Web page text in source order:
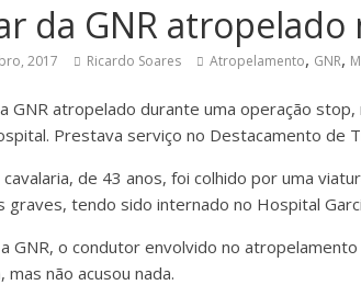
da GNR
2017 Ricardo Soares Atropelamento, GNR,
GNR atropelado durante uma operação
Prestava serviço no Destacamento de
de 43 anos, foi colhido por uma
graves, tendo sido internado no Hospital
GNR, o condutor envolvido no
mas não acusou nada.